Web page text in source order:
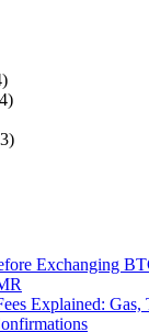
Exchanging
Explained: Gas,